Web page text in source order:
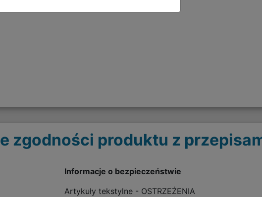
zgodności produktu z
Informacje o bezpieczeństwie
Artykuły tekstylne - OSTRZEŻENIA